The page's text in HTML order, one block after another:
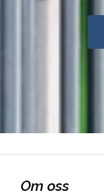
Om oss